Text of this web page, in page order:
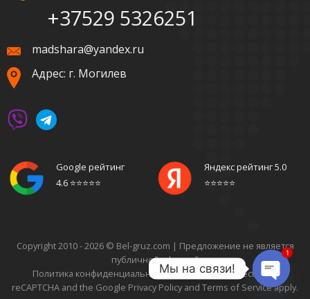
+37529 5326251
madshara@yandex.ru
Адрес: г. Могилев
Google рейтинг
4.6 ⭐️⭐️⭐️⭐️⭐️
Яндекс рейтинг 5.0
⭐️⭐️⭐️⭐️⭐️
Copyright 2010 - 2026 © Bel-gruz.com | Предложение не является
публичной офертой
Политика конфиденциальности| This site is protected by
reCAPTCHA and the Google Privacy Policyand Terms of Serviceapply.
Мы на связи!
1